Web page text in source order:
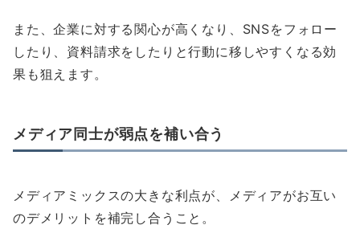
また、企業に対する関心が高くなり、SNSをフォロー
したり、資料請求をしたりと行動に移しやすくなる効
果も狙えます。
メディア同士が弱点を補い合う
メディアミックスの大きな利点が、メディアがお互い
のデメリットを補完し合うこと。